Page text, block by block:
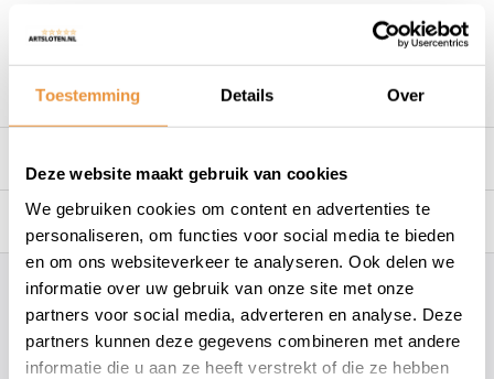
Toestemming Details Over
Deze website maakt gebruik van cookies
We gebruiken cookies om content en advertenties te
personaliseren, om functies voor social media te bieden
en om ons websiteverkeer te analyseren. Ook delen we
informatie over uw gebruik van onze site met onze
partners voor social media, adverteren en analyse. Deze
partners kunnen deze gegevens combineren met andere
informatie die u aan ze heeft verstrekt of die ze hebben
Snelle levering
Reviews 0/10
Hoe kunnen wij je helpen?
+31 78 780 2330